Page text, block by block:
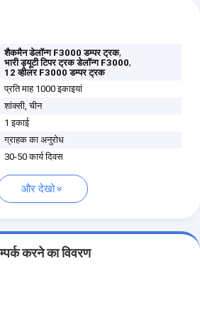
शैकमैन डेलॉन्ग F3000 डम्पर ट्रक,
भारी ड्यूटी टिपर ट्रक डेलॉन्ग F3000,
12 व्हीलर F3000 डम्पर ट्रक
प्रति माह 1000 इकाइयां
शांक्सी, चीन
1 इकाई
ग्राहक का अनुरोध
30-50 कार्य दिवस
और देखो
करने का विवरण